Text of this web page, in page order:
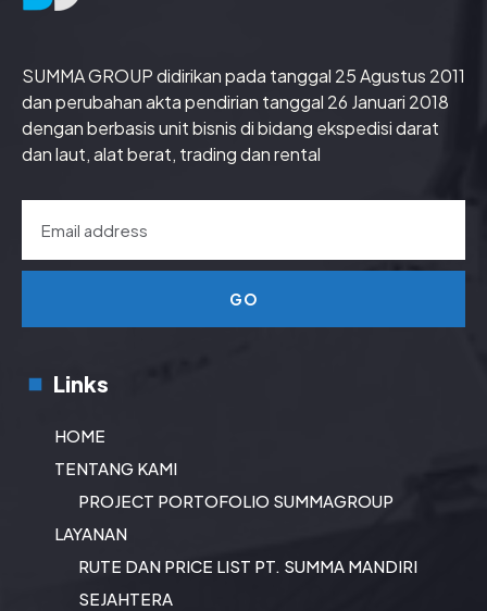
SUMMA GROUP didirikan pada tanggal 25 Agustus 2011
dan perubahan akta pendirian tanggal 26 Januari 2018
dengan berbasis unit bisnis di bidang ekspedisi darat
dan laut, alat berat, trading dan rental
GO
Links
HOME
TENTANG KAMI
PROJECT PORTOFOLIO SUMMAGROUP
LAYANAN
RUTE DAN PRICE LIST PT. SUMMA MANDIRI
SEJAHTERA